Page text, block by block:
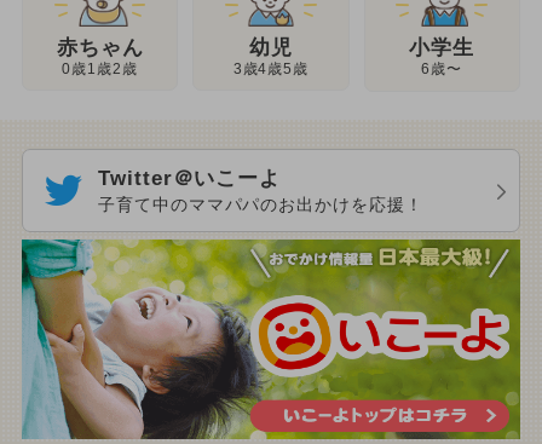
赤ちゃん
0歳1歳2歳
幼児
3歳4歳5歳
小学生
6歳〜
Twitter＠いこーよ
子育て中のママパパのお出かけを応援！